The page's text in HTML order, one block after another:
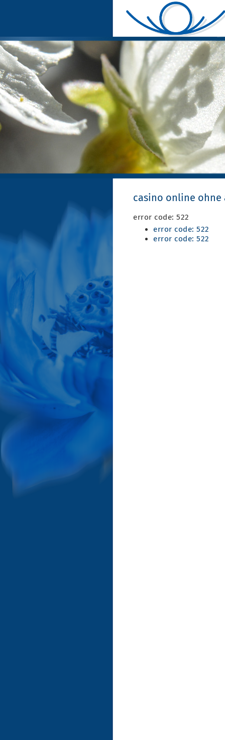
casino online
error code: 522
error code: 522
error code: 522